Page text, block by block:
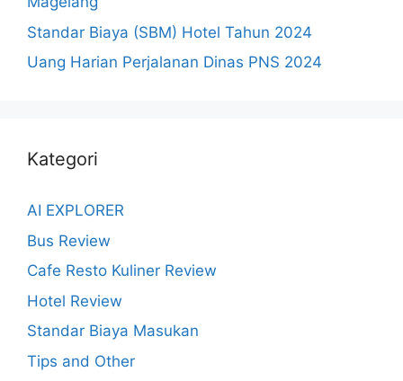
Standar Biaya (SBM) Hotel Tahun 2024
Uang Harian Perjalanan Dinas PNS 2024
Kategori
AI EXPLORER
Bus Review
Cafe Resto Kuliner Review
Hotel Review
Standar Biaya Masukan
Tips and Other